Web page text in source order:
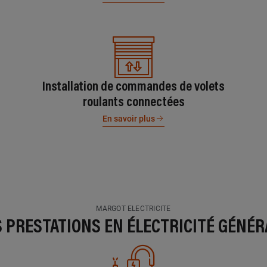
Installation de commandes de volets
roulants connectées
En savoir plus
MARGOT ELECTRICITE
PRESTATIONS EN ÉLECTRICITÉ